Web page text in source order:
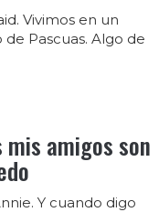
Vivimos en un
Pascuas. Algo de
amigos son
Y cuando digo